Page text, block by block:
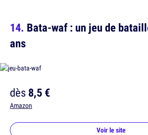
Bata-waf : un jeu de
ans
dès8,5 €
Amazon
Voir le site